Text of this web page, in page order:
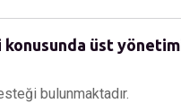
üst
bulunmaktadır.